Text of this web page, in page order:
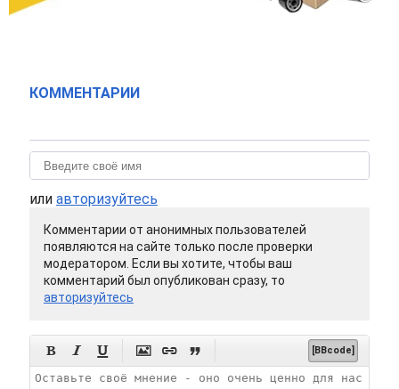
КОММЕНТАРИИ
или авторизуйтесь
Комментарии от анонимных пользователей
появляются на сайте только после проверки
модератором. Если вы хотите, чтобы ваш
комментарий был опубликован сразу, то
авторизуйтесь
      [BBcode]